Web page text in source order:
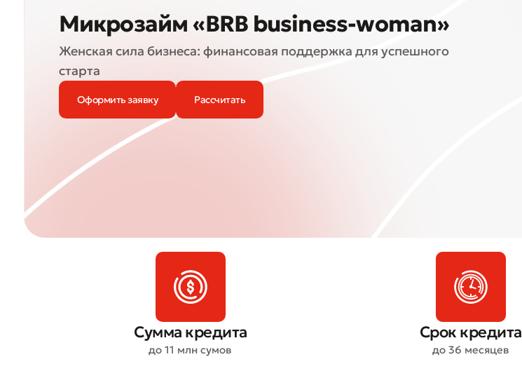
Микрозайм «BRB business-woman»
Женская сила бизнеса: финансовая поддержка для успешного
старта
Оформить заявку Рассчитать
Сумма кредита
до 11 млн сумов
Срок кредита
до 36 месяцев